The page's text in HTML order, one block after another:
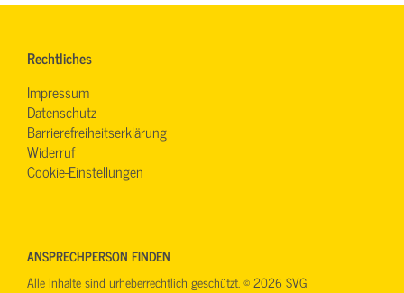
Rechtliches
Impressum
Datenschutz
Barrierefreiheitserklärung
Widerruf
Cookie-Einstellungen
ANSPRECHPERSON FINDEN
Alle Inhalte sind urheberrechtlich geschützt. © 2026 SVG